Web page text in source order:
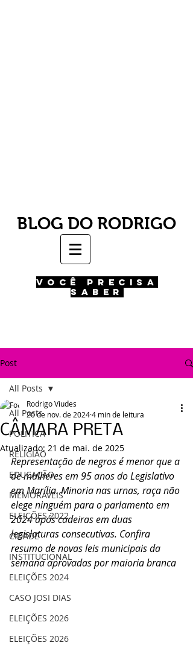
BLOG DO RODRIGO
VOCÊ PRECISA
SABER
Post
All Posts
POLÍTICA
RELIGIÃO
EDUCAÇÃO
MEMORÁVEIS
ELEIÇÕES 2022
CIDADE
INSTITUCIONAL
ELEIÇÕES 2024
CASO JOSI DIAS
ELEIÇÕES 2026
ELEIÇÕES 2026
All Posts
CÂMARA PRETA
Rodrigo Viudes
20 de nov. de 20244 min de leitura
Atualizado: 21 de mai. de 2025
Representação de negros é menor que a
de mulheres em 95 anos do Legislativo
em Marília. Minoria nas urnas, raça não
elege ninguém para o parlamento em
2024 após cadeiras em duas
legislaturas consecutivas. Confira
resumo de novas leis municipais da
semana aprovadas por maioria branca